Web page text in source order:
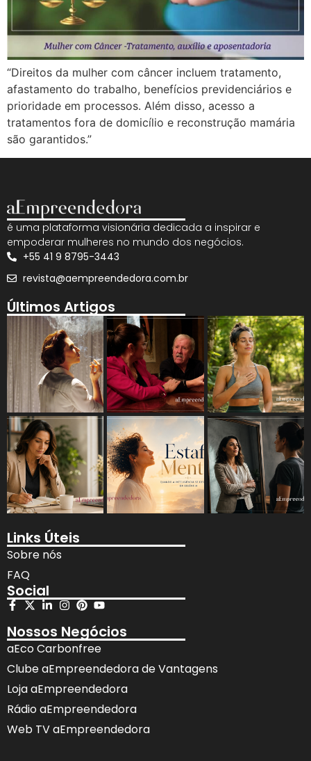
“Direitos da mulher com câncer incluem tratamento,
afastamento do trabalho, benefícios previdenciários e
prioridade em processos. Além disso, acesso a
tratamentos fora de domicílio e reconstrução mamária
são garantidos.”
é uma plataforma visionária dedicada a inspirar e
empoderar mulheres no mundo dos negócios.
+55 41 9 8795-3443
revista@aempreendedora.com.br
Últimos Artigos
Links Úteis
Sobre nós
FAQ
Social
Nossos Negócios
aEco Carbonfree
Clube aEmpreendedora de Vantagens
Loja aEmpreendedora
Rádio aEmpreendedora
Web TV aEmpreendedora